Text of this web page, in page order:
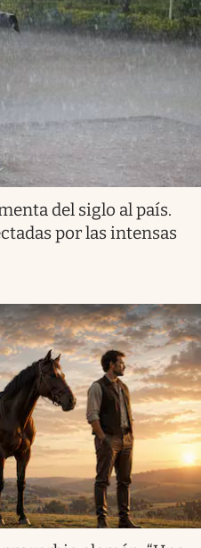
del siglo al país.
por las intensas